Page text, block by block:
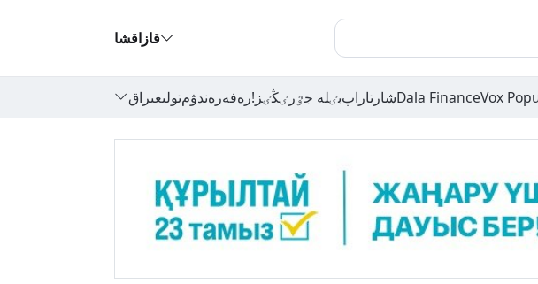
قازاقشا
Vox
Dala Financeشارتاراپبٸلە جٷرٸڭٸز!رەفەرەندۋمتولىعىراق